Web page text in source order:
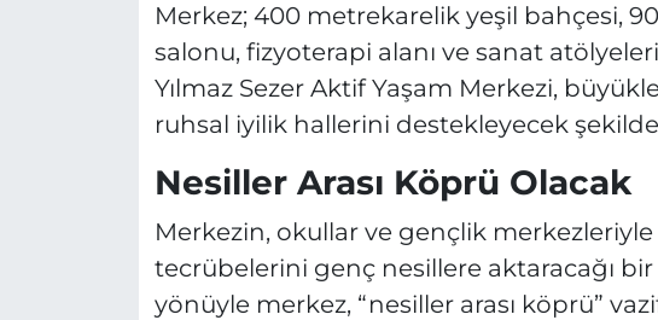
Merkez; 400 metrekarelik yeşil bahçesi,
salonu, fizyoterapi alanı ve sanat
Yılmaz Sezer Aktif Yaşam Merkezi,
ruhsal iyilik hallerini destekleyecek
Nesiller Arası Köprü Olacak
Merkezin, okullar ve gençlik merkezleriyle
tecrübelerini genç nesillere aktaracağı
yönüyle merkez, “nesiller arası köprü”